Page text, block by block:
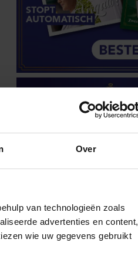
Over
van technologieën zoals
advertenties en content,
wie uw gegevens gebruikt